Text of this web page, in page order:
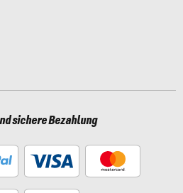
sichere Bezahlung